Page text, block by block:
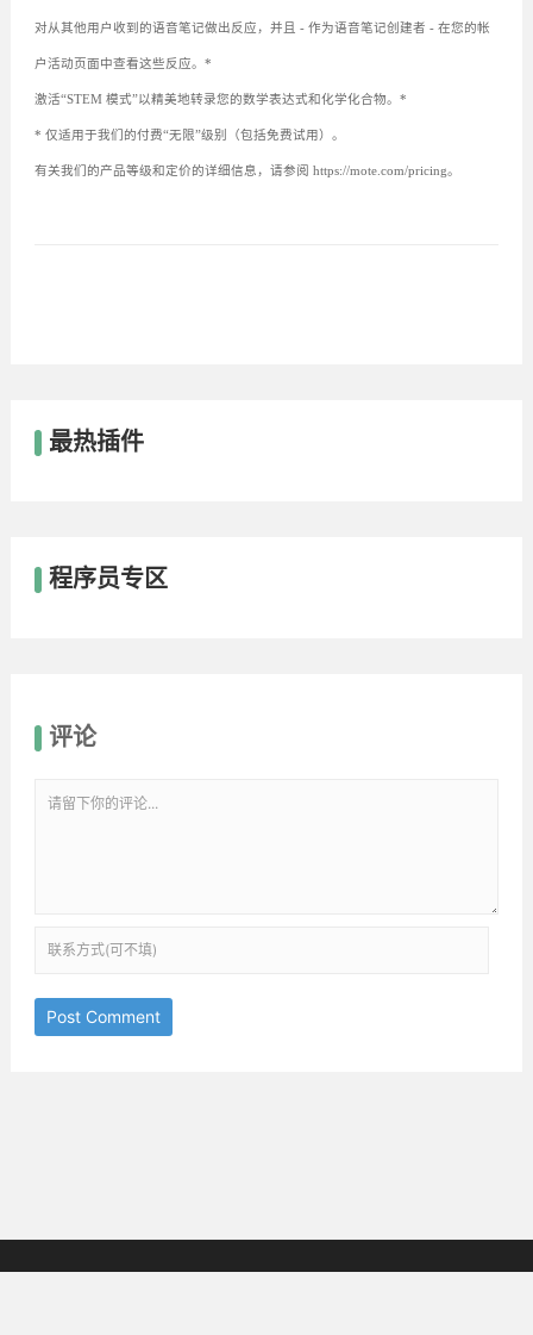
对从其他用户收到的语音笔记做出反应，并且 - 作为语音笔记创建者 - 在您的帐
户活动页面中查看这些反应。*
激活“STEM 模式”以精美地转录您的数学表达式和化学化合物。*
* 仅适用于我们的付费“无限”级别（包括免费试用）。
有关我们的产品等级和定价的详细信息，请参阅 https://mote.com/pricing。
最热插件
程序员专区
评论
Post Comment